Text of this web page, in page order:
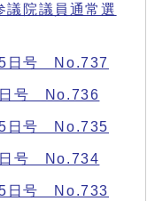
議院議員通常選
日号 No.737
号 No.736
日号 No.735
号 No.734
日号 No.733